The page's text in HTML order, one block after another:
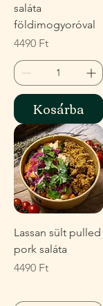
saláta
földimogyoróval
Ár
4490 Ft
Kosárba
Lassan sült pulled
pork saláta
Ár
4490 Ft